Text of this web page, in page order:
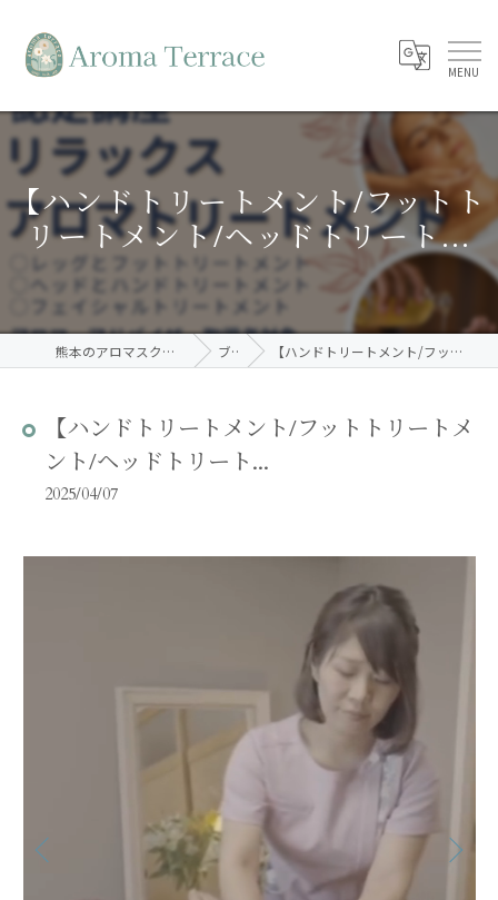
【ハンドトリートメント/フットト
リートメント/ヘッドトリート...
熊本のアロマスクールならAroma Terrace ブログ 【ハンドトリートメント/フットトリートメント/ヘッドトリート...
【ハンドトリートメント/フットトリートメ
ント/ヘッドトリート...
2025/04/07